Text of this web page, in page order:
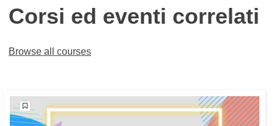
Corsi ed eventi correlati
Browse all courses